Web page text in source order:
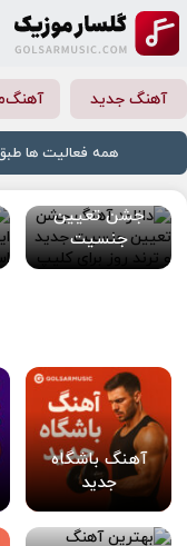
آهنگ جدید
همه فعالیت ها
جشن تعیین
جنسیت
آهنگ باشگاه
جدید